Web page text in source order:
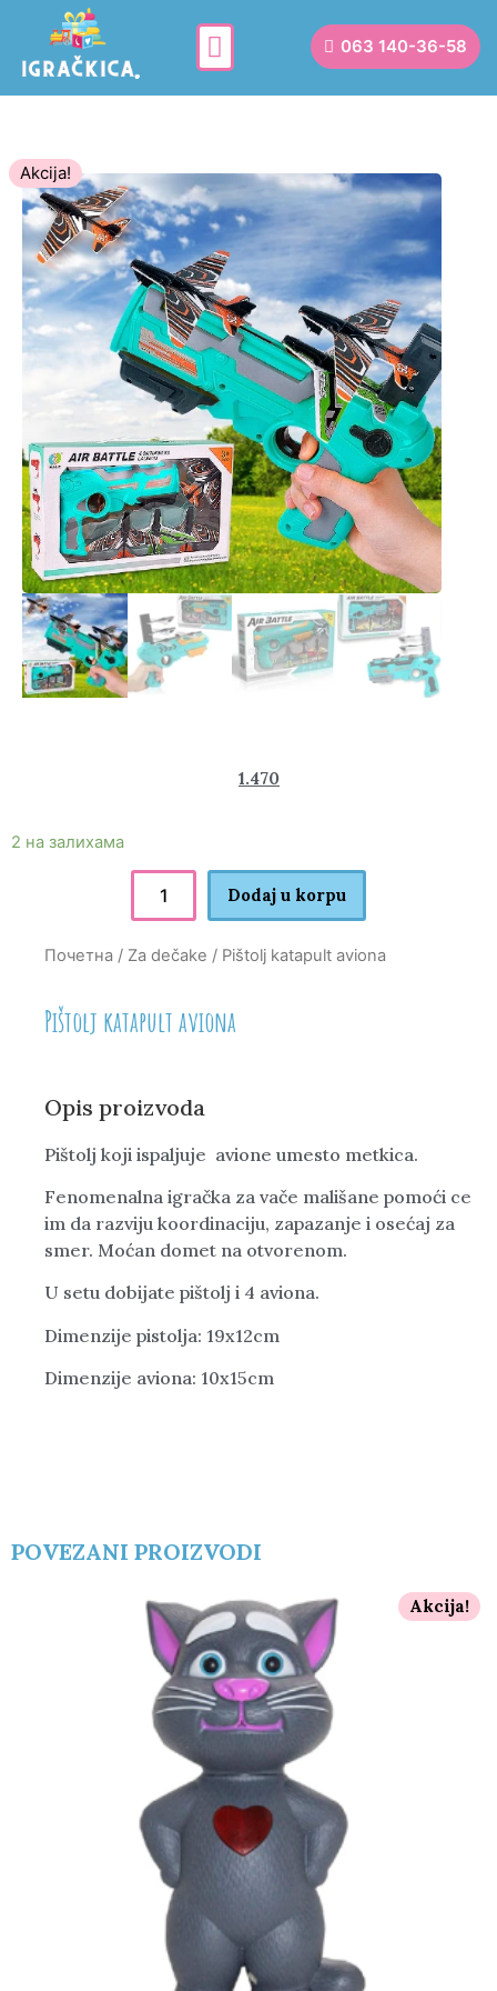
063 140-36-58
Akcija!
1.470
2 на залихама
Dodaj u korpu
Почетна / Za dečake / Pištolj katapult aviona
Pištolj katapult aviona
Opis proizvoda
Pištolj koji ispaljuje avione umesto metkica.
Fenomenalna igračka za vače mališane pomoći ce
im da razviju koordinaciju, zapazanje i osećaj za
smer. Moćan domet na otvorenom.
U setu dobijate pištolj i 4 aviona.
Dimenzije pistolja: 19x12cm
Dimenzije aviona: 10x15cm
POVEZANI PROIZVODI
Akcija!